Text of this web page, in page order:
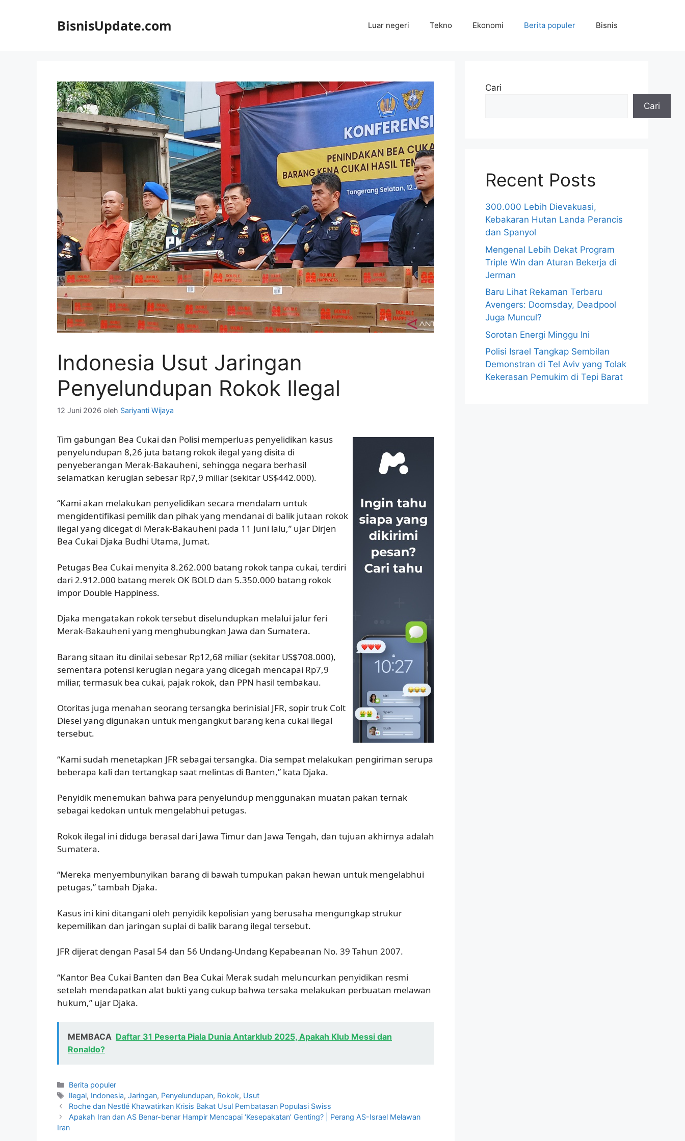
BisnisUpdate.com Luar negeri Tekno Ekonomi Berita populer Bisnis
Indonesia Usut Jaringan
Penyelundupan Rokok Ilegal
12 Juni 2026 oleh Sariyanti Wijaya
Tim gabungan Bea Cukai dan Polisi memperluas penyelidikan kasus
penyelundupan 8,26 juta batang rokok ilegal yang disita di
penyeberangan Merak-Bakauheni, sehingga negara berhasil
selamatkan kerugian sebesar Rp7,9 miliar (sekitar US$442.000).
“Kami akan melakukan penyelidikan secara mendalam untuk
mengidentifikasi pemilik dan pihak yang mendanai di balik jutaan rokok
ilegal yang dicegat di Merak-Bakauheni pada 11 Juni lalu,” ujar Dirjen
Bea Cukai Djaka Budhi Utama, Jumat.
Petugas Bea Cukai menyita 8.262.000 batang rokok tanpa cukai, terdiri
dari 2.912.000 batang merek OK BOLD dan 5.350.000 batang rokok
impor Double Happiness.
Djaka mengatakan rokok tersebut diselundupkan melalui jalur feri
Merak-Bakauheni yang menghubungkan Jawa dan Sumatera.
Barang sitaan itu dinilai sebesar Rp12,68 miliar (sekitar US$708.000),
sementara potensi kerugian negara yang dicegah mencapai Rp7,9
miliar, termasuk bea cukai, pajak rokok, dan PPN hasil tembakau.
Otoritas juga menahan seorang tersangka berinisial JFR, sopir truk Colt
Diesel yang digunakan untuk mengangkut barang kena cukai ilegal
tersebut.
“Kami sudah menetapkan JFR sebagai tersangka. Dia sempat melakukan pengiriman serupa
beberapa kali dan tertangkap saat melintas di Banten,” kata Djaka.
Penyidik menemukan bahwa para penyelundup menggunakan muatan pakan ternak
sebagai kedokan untuk mengelabhui petugas.
Rokok ilegal ini diduga berasal dari Jawa Timur dan Jawa Tengah, dan tujuan akhirnya adalah
Sumatera.
“Mereka menyembunyikan barang di bawah tumpukan pakan hewan untuk mengelabhui
petugas,” tambah Djaka.
Kasus ini kini ditangani oleh penyidik kepolisian yang berusaha mengungkap strukur
kepemilikan dan jaringan suplai di balik barang ilegal tersebut.
JFR dijerat dengan Pasal 54 dan 56 Undang-Undang Kepabeanan No. 39 Tahun 2007.
“Kantor Bea Cukai Banten dan Bea Cukai Merak sudah meluncurkan penyidikan resmi
setelah mendapatkan alat bukti yang cukup bahwa tersaka melakukan perbuatan melawan
hukum,” ujar Djaka.
MEMBACA Daftar 31 Peserta Piala Dunia Antarklub 2025, Apakah Klub Messi dan
Ronaldo?
Kategori
Berita populer
Tag
Ilegal, Indonesia,Jaringan, Penyelundupan, Rokok, Usut
Roche dan Nestlé Khawatirkan Krisis Bakat Usul Pembatasan Populasi Swiss
Apakah Iran dan AS Benar-benar Hampir Mencapai ‘Kesepakatan’ Genting? | Perang AS-Israel Melawan
Iran
Cari
Cari
Recent Posts
300.000 Lebih Dievakuasi,
Kebakaran Hutan Landa Perancis
dan Spanyol
Mengenal Lebih Dekat Program
Triple Win dan Aturan Bekerja di
Jerman
Baru Lihat Rekaman Terbaru
Avengers: Doomsday, Deadpool
Juga Muncul?
Sorotan Energi Minggu Ini
Polisi Israel Tangkap Sembilan
Demonstran di Tel Aviv yang Tolak
Kekerasan Pemukim di Tepi Barat